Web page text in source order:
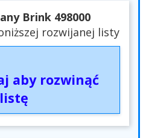
Brink 498000
rozwijanej listy
aby rozwinąć
listę